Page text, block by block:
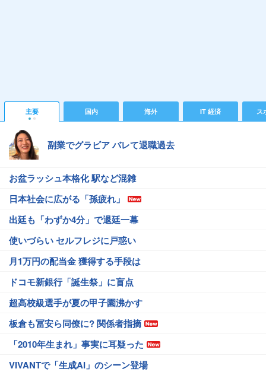
主要 国内 海外 IT 経済 ス
副業でグラビア バレて退職過去
お盆ラッシュ本格化 駅など混雑
日本社会に広がる「孫疲れ」
出廷も「わずか4分」で退廷一幕
使いづらい セルフレジに戸惑い
月1万円の配当金 獲得する手段は
ドコモ新銀行「誕生祭」に盲点
超高校級選手が夏の甲子園沸かす
板倉も冨安ら同僚に? 関係者指摘
「2010年生まれ」事実に耳疑った
VIVANTで「生成AI」のシーン登場